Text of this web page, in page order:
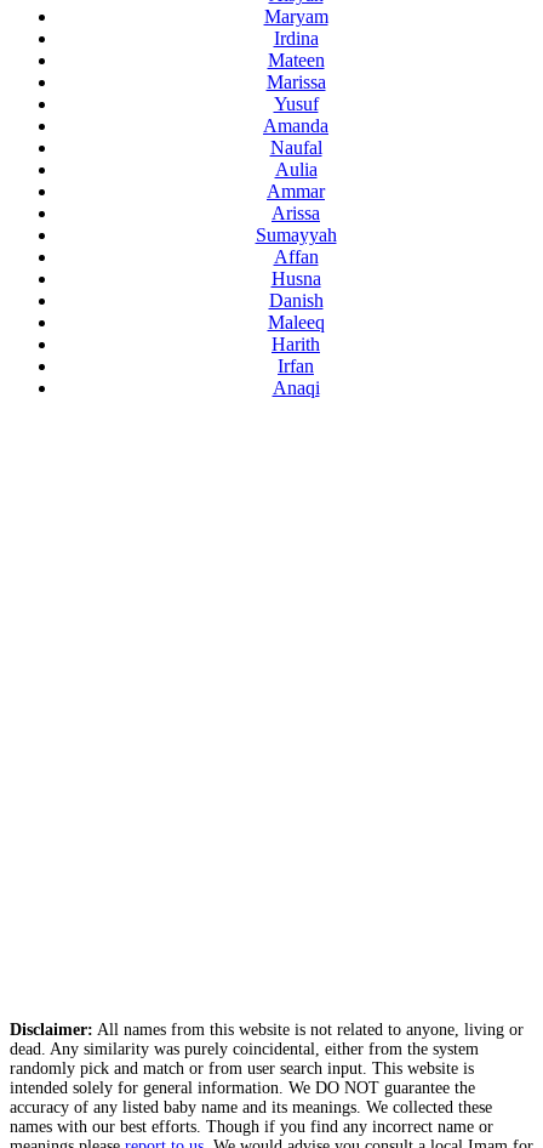
Maryam
Irdina
Mateen
Marissa
Yusuf
Amanda
Naufal
Aulia
Ammar
Arissa
Sumayyah
Affan
Husna
Danish
Maleeq
Harith
Irfan
Anaqi
Disclaimer: All names from this website is not related to anyone, living or
dead. Any similarity was purely coincidental, either from the system
randomly pick and match or from user search input. This website is
intended solely for general information. We DO NOT guarantee the
accuracy of any listed baby name and its meanings. We collected these
names with our best efforts. Though if you find any incorrect name or